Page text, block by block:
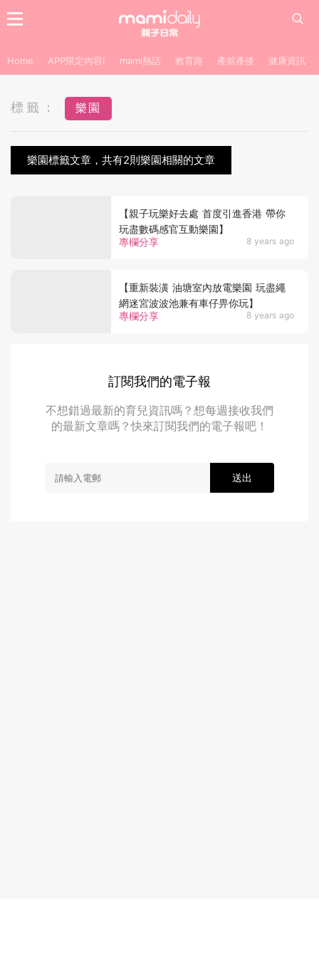
Home APP限定內容! mami熱話 教育路 產前產後 健康資訊
標籤： 樂園
樂園標籤文章，共有2則樂園相關的文章
專欄分享 8 years ago
【親子玩樂好去處 首度引進香港 帶你
玩盡數碼感官互動樂園】
專欄分享 8 years ago
【重新裝潢 油塘室內放電樂園 玩盡繩
網迷宮波波池兼有車仔畀你玩】
訂閱我們的電子報
不想錯過最新的育兒資訊嗎？想每週接收我們
的最新文章嗎？快來訂閱我們的電子報吧！
送出